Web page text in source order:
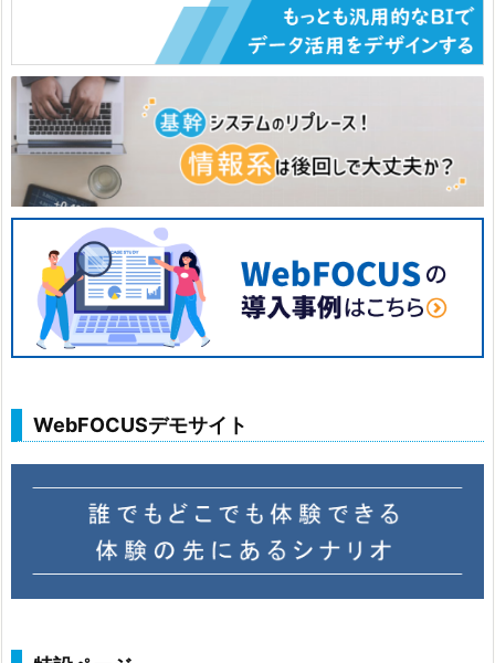
WebFOCUSデモサイト